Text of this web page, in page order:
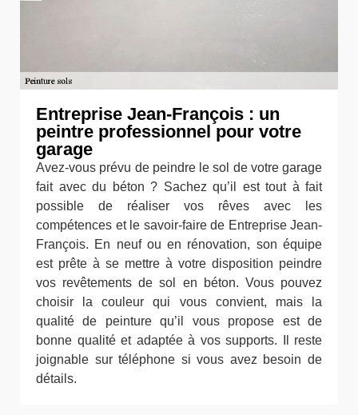
Entreprise Jean-François : un
peintre professionnel pour votre
garage
Avez-vous prévu de peindre le sol de votre garage
fait avec du béton ? Sachez qu’il est tout à fait
possible de réaliser vos rêves avec les
compétences et le savoir-faire de Entreprise Jean-
François. En neuf ou en rénovation, son équipe
est prête à se mettre à votre disposition peindre
vos revêtements de sol en béton. Vous pouvez
choisir la couleur qui vous convient, mais la
qualité de peinture qu’il vous propose est de
bonne qualité et adaptée à vos supports. Il reste
joignable sur téléphone si vous avez besoin de
détails.